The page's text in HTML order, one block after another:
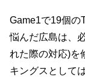
Game1で19個の
悩んだ広島は、
れた際の対応)を
キングスとして